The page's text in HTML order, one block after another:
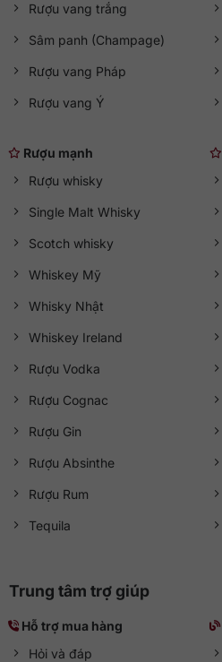
Rượu vang trắng
Sâm panh (Champage)
Rượu vang Pháp
Rượu vang Ý
Rượu mạnh
Rượu whisky
Single Malt Whisky
Scotch whisky
Whiskey Mỹ
Whisky Nhật
Whiskey Ireland
Rượu Vodka
Rượu Cognac
Rượu Gin
Rượu Absinthe
Rượu Rum
Tequila
Trung tâm trợ giúp
Hỗ trợ mua hàng
Hỏi và đáp